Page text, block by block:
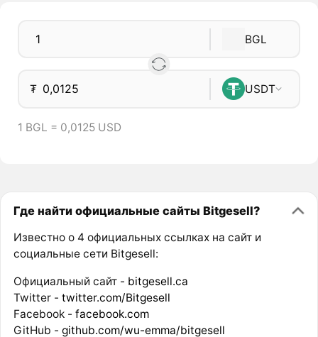
BGL
₮ USDT
1 BGL = 0,0125 USD
Где найти официальные сайты Bitgesell?
Известно о 4 официальных ссылках на сайт и
социальные сети Bitgesell:
Официальный сайт - bitgesell.ca
Twitter - twitter.com/Bitgesell
Facebook - facebook.com
GitHub - github.com/wu-emma/bitgesell